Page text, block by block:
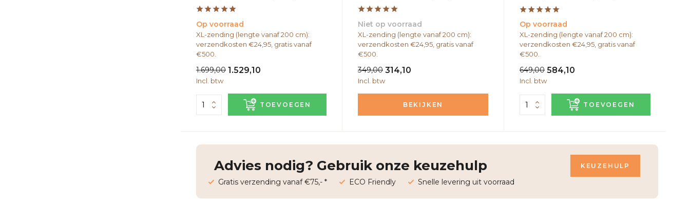
Op voorraad
XL-zending (lengte vanaf 200 cm):
verzendkosten €24,95, gratis vanaf
€500.
1.699,00 1.529,10
Incl. btw
TOEVOEGEN
Niet op voorraad
XL-zending (lengte vanaf 200 cm):
verzendkosten €24,95, gratis vanaf
€500.
349,00 314,10
Incl. btw
BEKIJKEN
Op voorraad
XL-zending (lengte vanaf 200 cm):
verzendkosten €24,95, gratis vanaf
€500.
649,00 584,10
Incl. btw
TOEVOEGEN
Advies nodig? Gebruik onze keuzehulp KEUZEHULP
Gratis verzending vanaf €75,- * ECO Friendly Snelle levering uit voorraad